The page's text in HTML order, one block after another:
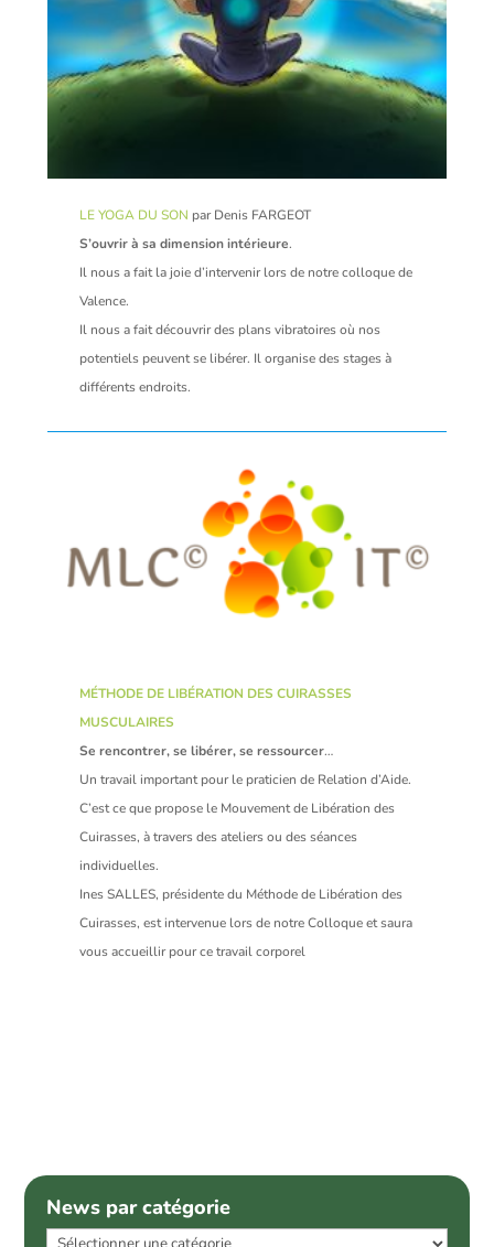
LE YOGA DU SON par Denis FARGEOT
S’ouvrir à sa dimension intérieure.
Il nous a fait la joie d’intervenir lors de notre colloque de
Valence.
Il nous a fait découvrir des plans vibratoires où nos
potentiels peuvent se libérer. Il organise des stages à
différents endroits.
MÉTHODE DE LIBÉRATION DES CUIRASSES
MUSCULAIRES
Se rencontrer, se libérer, se ressourcer…
Un travail important pour le praticien de Relation d’Aide.
C’est ce que propose le Mouvement de Libération des
Cuirasses, à travers des ateliers ou des séances
individuelles.
Ines SALLES, présidente du Méthode de Libération des
Cuirasses, est intervenue lors de notre Colloque et saura
vous accueillir pour ce travail corporel
News par catégorie
News